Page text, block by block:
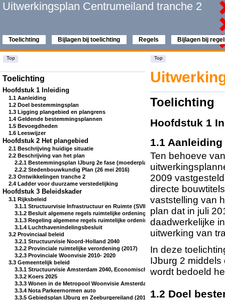
Uitwerkingsplan Centrumeiland tranche 2
Toelichting Bijlagen bij toelichting Regels Bijlagen bij
Top Top
Toelichting
Hoofdstuk 1 Inleiding
1.1 Aanleiding
1.2 Doel bestemmingsplan
1.3 Ligging plangebied en plangrens
1.4 Geldende bestemmingsplannen
1.5 Bevoegdheden
1.6 Leeswijzer
Hoofdstuk 2 Het plangebied
2.1 Beschrijving huidige situatie
2.2 Beschrijving van het plan
2.2.1 Bestemmingsplan IJburg 2e fase (moederplan)
2.2.2 Stedenbouwkundig Plan (26 mei 2016)
2.3 Ontwikkelingen tranche 2
2.4 Ladder voor duurzame verstedelijking
Hoofdstuk 3 Beleidskader
3.1 Rijksbeleid
3.1.1 Structuurvisie Infrastructuur en Ruimte (SVIR, 2012)
3.1.2 Besluit algemene regels ruimtelijke ordening (Barro, 2011)
3.1.3 Regeling algemene regels ruimtelijke ordening (Rarro)
3.1.4 Luchthavenindelingsbesluit
3.2 Provinciaal beleid
3.2.1 Structuurvisie Noord-Holland 2040
3.2.2 Provinciale ruimtelijke verordening (2017)
3.2.3 Provinciale Woonvisie 2010- 2020
3.3 Gemeentelijk beleid
3.3.1 Structuurvisie Amsterdam 2040, Economisch sterk en Duurzaam
3.3.2 Koers 2025
3.3.3 Wonen in de Metropool Woonvisie Amsterdam tot 2020 (april 2009)
3.3.4 Nota Parkeernormen auto
3.3.5 Gebiedsplan IJburg en Zeeburgereiland (2016)
Toelichting
Hoofdstuk 1
1.1
Ten behoeve
2009
directe
vaststelling van
plan dat in juli
daadwerkelijke
uitwerking van
In deze
IJburg 2
wordt bedoeld
1.2 Doel